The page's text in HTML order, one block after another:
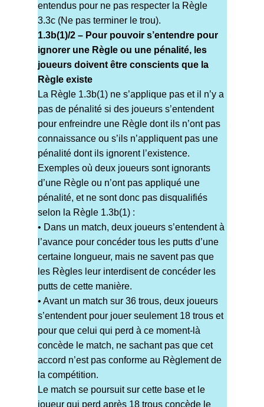
entendus pour ne pas respecter la Règle
3.3c (Ne pas terminer le trou).
1.3b(1)/2 – Pour pouvoir s’entendre pour
ignorer une Règle ou une pénalité, les
joueurs doivent être conscients que la
Règle existe
La Règle 1.3b(1) ne s’applique pas et il n’y a
pas de pénalité si des joueurs s’entendent
pour enfreindre une Règle dont ils n’ont pas
connaissance ou s’ils n’appliquent pas une
pénalité dont ils ignorent l’existence.
Exemples où deux joueurs sont ignorants
d’une Règle ou n’ont pas appliqué une
pénalité, et ne sont donc pas disqualifiés
selon la Règle 1.3b(1) :
• Dans un match, deux joueurs s’entendent à
l’avance pour concéder tous les putts d’une
certaine longueur, mais ne savent pas que
les Règles leur interdisent de concéder les
putts de cette manière.
• Avant un match sur 36 trous, deux joueurs
s’entendent pour jouer seulement 18 trous et
pour que celui qui perd à ce moment-là
concède le match, ne sachant pas que cet
accord n’est pas conforme au Règlement de
la compétition.
Le match se poursuit sur cette base et le
joueur qui perd après 18 trous concède le